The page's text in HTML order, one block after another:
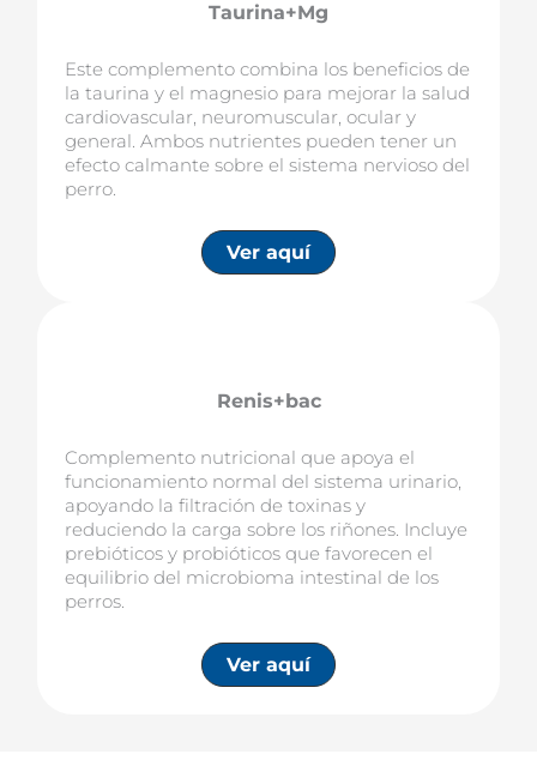
Taurina+Mg
Este complemento combina los beneficios de
la taurina y el magnesio para mejorar la salud
cardiovascular, neuromuscular, ocular y
general. Ambos nutrientes pueden tener un
efecto calmante sobre el sistema nervioso del
perro.
Ver aquí
Renis+bac
Complemento nutricional que apoya el
funcionamiento normal del sistema urinario,
apoyando la filtración de toxinas y
reduciendo la carga sobre los riñones. Incluye
prebióticos y probióticos que favorecen el
equilibrio del microbioma intestinal de los
perros.
Ver aquí